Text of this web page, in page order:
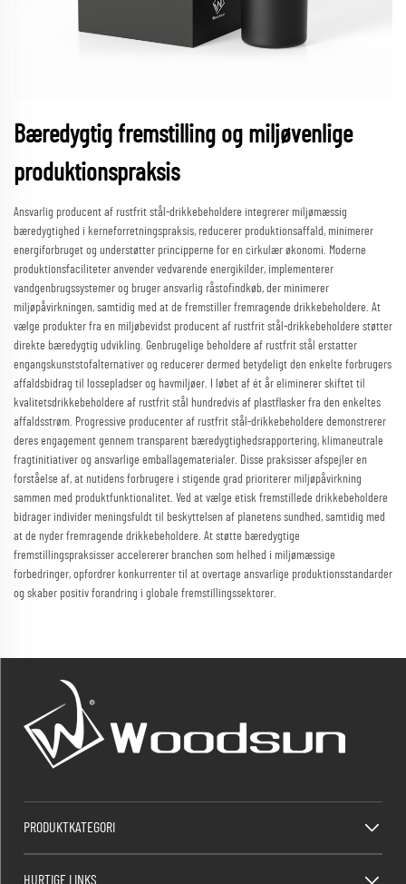
Bæredygtig fremstilling og miljøvenlige
produktionspraksis
Ansvarlig producent af rustfrit stål-drikkebeholdere integrerer miljømæssig
bæredygtighed i kerneforretningspraksis, reducerer produktionsaffald, minimerer
energiforbruget og understøtter principperne for en cirkulær økonomi. Moderne
produktionsfaciliteter anvender vedvarende energikilder, implementerer
vandgenbrugssystemer og bruger ansvarlig råstofindkøb, der minimerer
miljøpåvirkningen, samtidig med at de fremstiller fremragende drikkebeholdere. At
vælge produkter fra en miljøbevidst producent af rustfrit stål-drikkebeholdere støtter
direkte bæredygtig udvikling. Genbrugelige beholdere af rustfrit stål erstatter
engangskunststofalternativer og reducerer dermed betydeligt den enkelte forbrugers
affaldsbidrag til lossepladser og havmiljøer. I løbet af ét år eliminerer skiftet til
kvalitetsdrikkebeholdere af rustfrit stål hundredvis af plastflasker fra den enkeltes
affaldsstrøm. Progressive producenter af rustfrit stål-drikkebeholdere demonstrerer
deres engagement gennem transparent bæredygtighedsrapportering, klimaneutrale
fragtinitiativer og ansvarlige emballagematerialer. Disse praksisser afspejler en
forståelse af, at nutidens forbrugere i stigende grad prioriterer miljøpåvirkning
sammen med produktfunktionalitet. Ved at vælge etisk fremstillede drikkebeholdere
bidrager individer meningsfuldt til beskyttelsen af planetens sundhed, samtidig med
at de nyder fremragende drikkebeholdere. At støtte bæredygtige
fremstillingspraksisser accelererer branchen som helhed i miljømæssige
forbedringer, opfordrer konkurrenter til at overtage ansvarlige produktionsstandarder
og skaber positiv forandring i globale fremstillingssektorer.
PRODUKTKATEGORI
HURTIGE LINKS